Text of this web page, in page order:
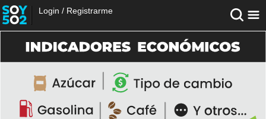
Login / Registrarme